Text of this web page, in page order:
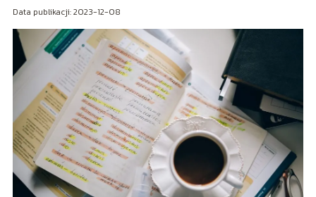
Data publikacji: 2023-12-08